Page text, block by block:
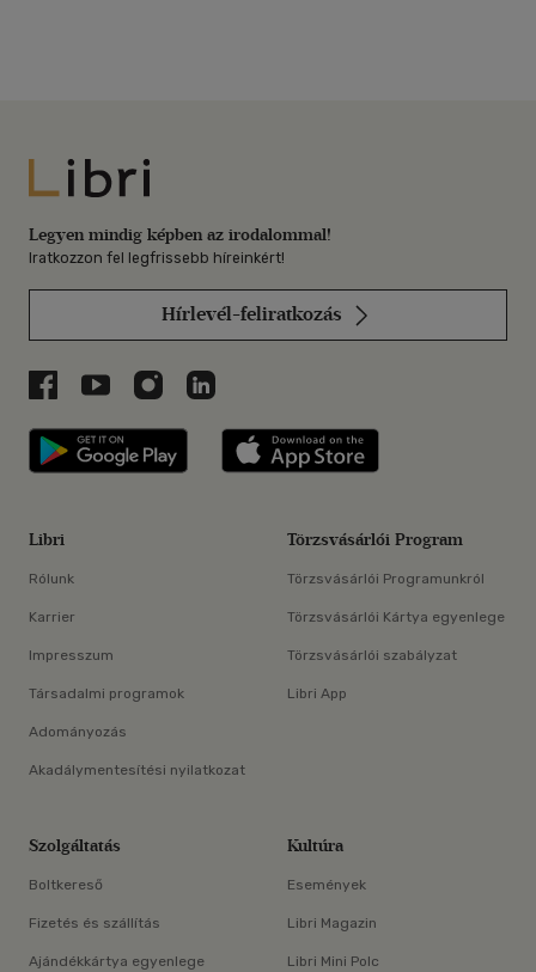
Libri
Legyen mindig képben az irodalommal!
Iratkozzon fel legfrissebb híreinkért!
Hírlevél-feliratkozás
Libri a Facebookon
Libri a Youtube-on
Libri az Instagramon
Libri a LinkedInen
Libri applikáció Szerezd meg: Google
Libri
Rólunk
Karrier
Impresszum
Társadalmi programok
Adományozás
Akadálymentesítési nyilatkozat
Törzsvásárlói Program
Törzsvásárlói Programunkról
Törzsvásárlói Kártya egyenlege
Törzsvásárlói szabályzat
Libri App
Szolgáltatás
Boltkereső
Fizetés és szállítás
Ajándékkártya egyenlege
Kultúra
Események
Libri Magazin
Libri Mini Polc